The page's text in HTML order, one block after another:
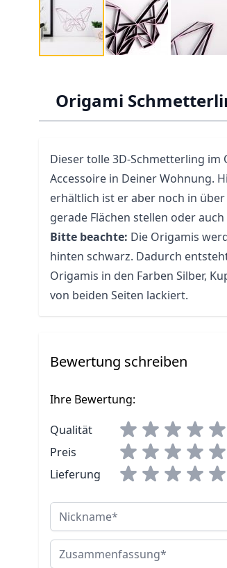
Origami
Dieser tolle 3D-Schmetterling
Accessoire in Deiner Wohnung.
erhältlich ist er aber noch in
gerade Flächen stellen oder
Bitte beachte: Die Origamis
hinten schwarz. Dadurch
Origamis in den Farben Silber,
von beiden Seiten lackiert.
Bewertung schreiben
Ihre Bewertung:
Qualität
Preis
Lieferung
Nickname
Zusammenfassung